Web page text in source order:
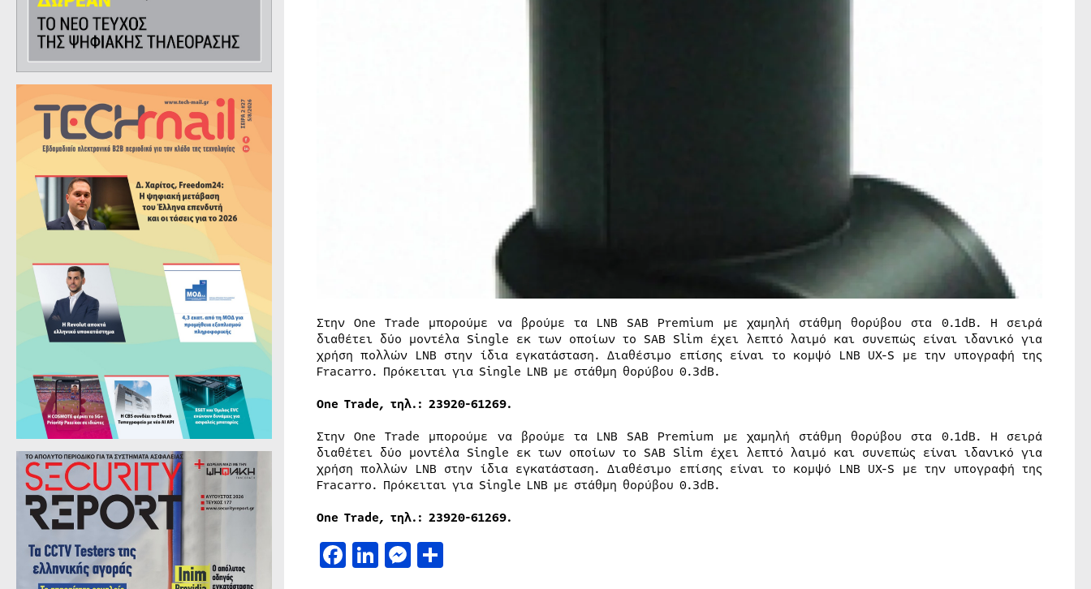
Στην One Trade μπορούμε να βρούμε τα LNB SAB Premium με χαμηλή στάθμη θορύβου στα 0.1dB. Η σειρά
διαθέτει δύο μοντέλα Single εκ των οποίων το SAB Slim έχει λεπτό λαιμό και συνεπώς είναι ιδανικό για
χρήση πολλών LNB στην ίδια εγκατάσταση. Διαθέσιμο επίσης είναι το κομψό LNB UX-S με την υπογραφή της
Fracarro. Πρόκειται για Single LNB με στάθμη θορύβου 0.3dB.
One Trade, τηλ.: 23920-61269.
Στην One Trade μπορούμε να βρούμε τα LNB SAB Premium με χαμηλή στάθμη θορύβου στα 0.1dB. Η σειρά
διαθέτει δύο μοντέλα Single εκ των οποίων το SAB Slim έχει λεπτό λαιμό και συνεπώς είναι ιδανικό για
χρήση πολλών LNB στην ίδια εγκατάσταση. Διαθέσιμο επίσης είναι το κομψό LNB UX-S με την υπογραφή της
Fracarro. Πρόκειται για Single LNB με στάθμη θορύβου 0.3dB.
One Trade, τηλ.: 23920-61269.
Facebook
LinkedIn
Messenger
Μοιραστείτε